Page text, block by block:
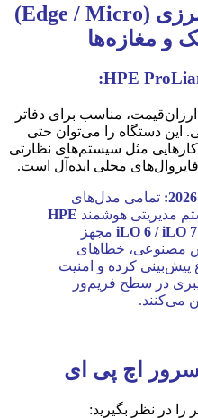
۴. سرورهای کوچک و مرزی (Edge / Micro)
و مغازه‌ها
HPE
مناسب برای دفاتر
این دستگاه را می‌توان حتی
مثل سیستم‌های نظارتی
محلی ایده‌آل است.
تمامی مدل‌های
HPE
iLO 6 / iLO 7 مجهز
مصنوعی، خطاهای
کرده و امنیت
در سطح فریم‌ور
اچ پی ای
را در نظر بگیرید: